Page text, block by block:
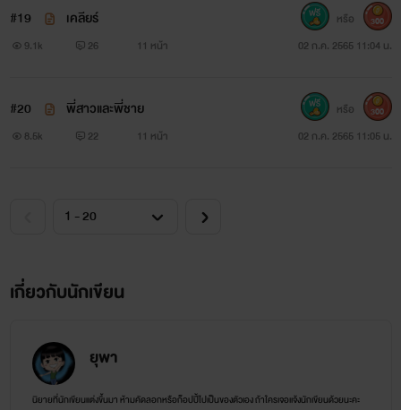
#19 เคลียร์
9.1k 26 11 หน้า 02 ก.ค. 2565 11:04 น.
หรือ 300
#20 พี่สาวและพี่ชาย
8.5k 22 11 หน้า 02 ก.ค. 2565 11:05 น.
หรือ 300
เกี่ยวกับนักเขียน
ยุพา
นิยายที่นักเขียนแต่งขึ้นมา ห้ามคัดลอกหรือก็อปปี้ไปเป็นของตัวเอง ถ้าใครเจอเเจ้งนักเขียนด้วยนะคะ